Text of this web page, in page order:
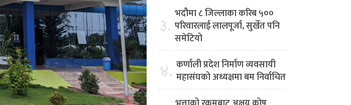
३. भदौमा ८ जिल्लाका करिब ५००
परिवारलाई लालपूर्जा, सुर्खेत पनि
समेटियो
४. कर्णाली प्रदेश निर्माण व्यवसायी
महासंघको अध्यक्षमा बम निर्वाचित